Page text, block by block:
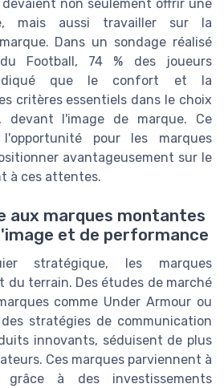
non seulement offrir une
mais aussi travailler sur la
Dans un sondage réalisé
Football, 74 % des joueurs
que le confort et la
critères essentiels dans le choix
devant l'image de marque. Ce
pour les marques
avantageusement sur le
à ces attentes.
aux marques montantes
et de performance
stratégique, les marques
du terrain. Des études de marché
comme Under Armour ou
stratégies de communication
innovants, séduisent de plus
Ces marques parviennent à
à des investissements